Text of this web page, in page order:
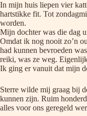
In mijn huis liepen vier
hartstikke fit. Tot
worden.
Mijn dochter was die dag
Omdat ik nog nooit zo’n
had kunnen bevroeden
reiki, was ze weg.
Ik ging er vanuit dat mijn
Sterre wilde mij graag bij
kunnen zijn. Ruim
alles voor ons geregeld